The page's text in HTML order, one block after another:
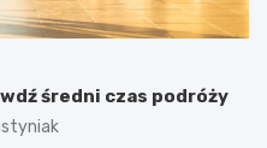
średni czas podróży